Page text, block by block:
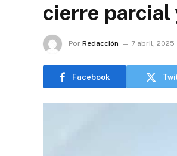
cierre parcial
Por Redacción 7 abril, 2025
Facebook